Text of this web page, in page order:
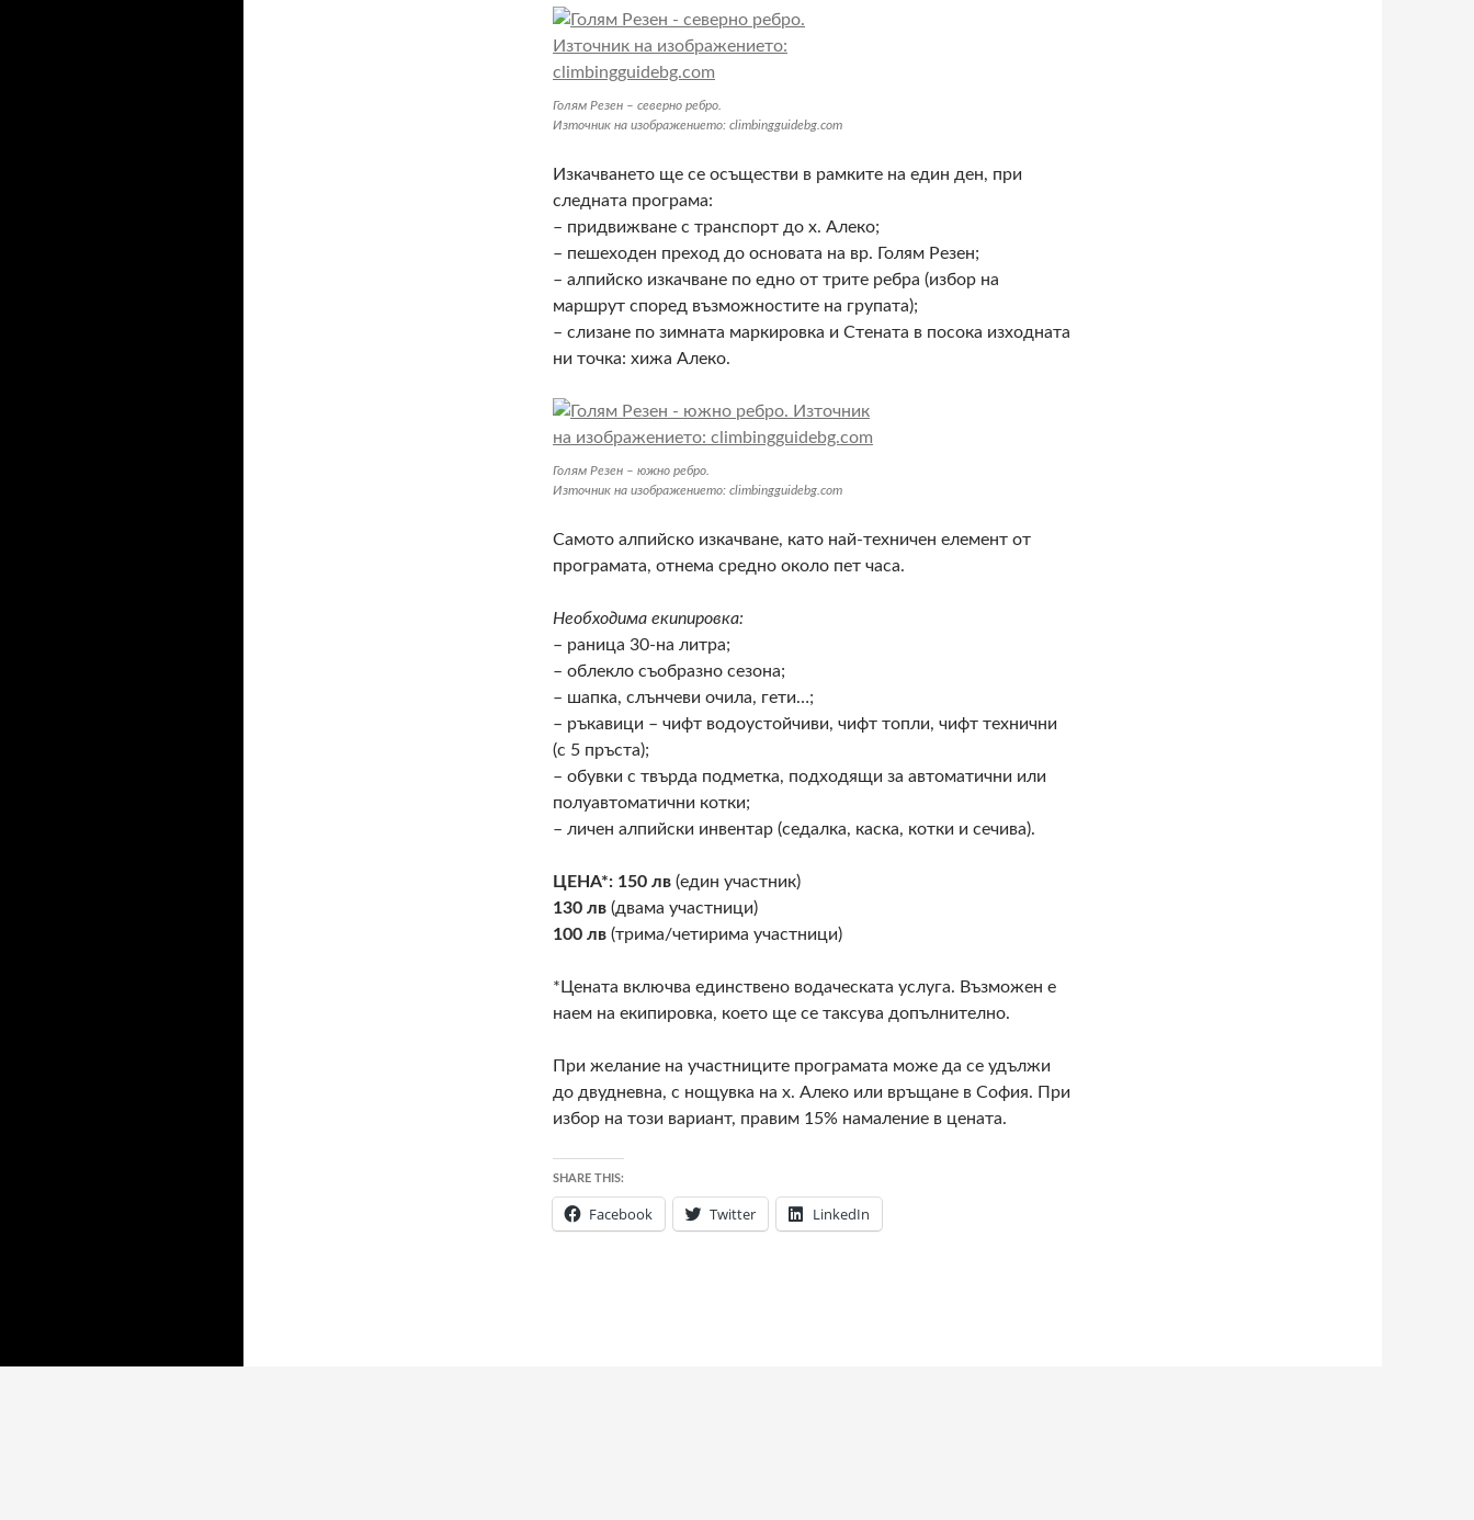
Голям Резен – северно ребро.
Източник на изображението: climbingguidebg.com
Изкачването ще се осъществи в рамките на един ден, при
следната програма:
– придвижване с транспорт до х. Алеко;
– пешеходен преход до основата на вр. Голям Резен;
– алпийско изкачване по едно от трите ребра (избор на
маршрут според възможностите на групата);
– слизане по зимната маркировка и Стената в посока изходната
ни точка: хижа Алеко.
Голям Резен – южно ребро.
Източник на изображението: climbingguidebg.com
Самото алпийско изкачване, като най-техничен елемент от
програмата, отнема средно около пет часа.
Необходима екипировка:
– раница 30-на литра;
– облекло съобразно сезона;
– шапка, слънчеви очила, гети…;
– ръкавици – чифт водоустойчиви, чифт топли, чифт технични
(с 5 пръста);
– обувки с твърда подметка, подходящи за автоматични или
полуавтоматични котки;
– личен алпийски инвентар (седалка, каска, котки и сечива).
ЦЕНА*: 150 лв (един участник)
130 лв (двама участници)
100 лв (трима/четирима участници)
*Цената включва единствено водаческата услуга. Възможен е
наем на екипировка, което ще се таксува допълнително.
При желание на участниците програмата може да се удължи
до двудневна, с нощувка на х. Алеко или връщане в София. При
избор на този вариант, правим 15% намаление в цената.
SHARE THIS:
Facebook Twitter LinkedIn